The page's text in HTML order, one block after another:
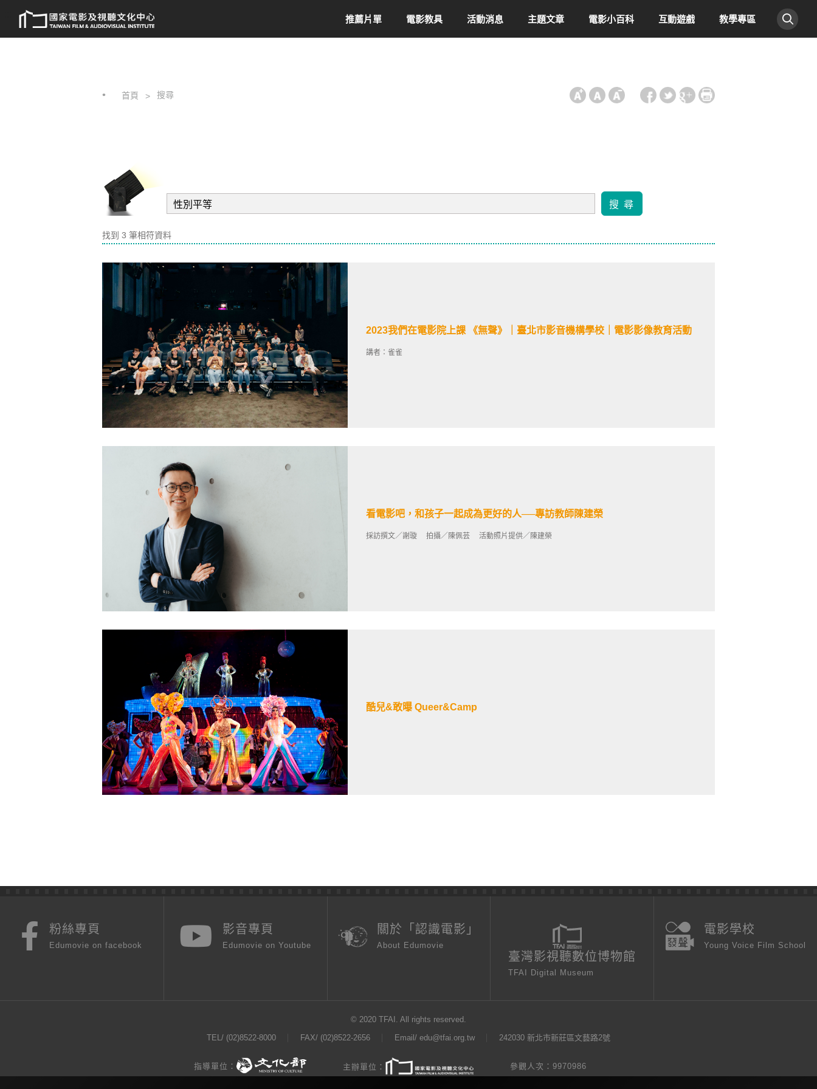
推薦片單 電影教具 活動消息 主題文章 電影小百科 互動遊戲 教學專區
首頁 搜尋
搜 尋
找到 3 筆相符資料
2023我們在電影院上課 《無聲》｜臺北市影音機構學校｜電影影像教育活動
講者：雀雀
看電影吧，和孩子一起成為更好的人──專訪教師陳建榮
採訪撰文／謝璇 拍攝／陳佩芸 活動照片提供／陳建榮
酷兒&敢曝 Queer&Camp
粉絲專頁
Edumovie on facebook
影音專頁
Edumovie on Youtube
關於「認識電影」
About Edumovie
臺灣影視聽數位博物館
TFAI Digital Museum
電影學校
Young Voice Film School
© 2020 TFAI. All rights reserved.
TEL/ (02)8522-8000 FAX/ (02)8522-2656 Email/ edu@tfai.org.tw 242030 新北市新莊區文藝路2號
指導單位： 主辦單位： 參觀人次：9970986